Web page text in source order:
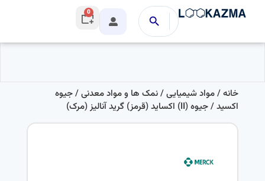
0
خانه/مواد شیمیایی/نمک ها و مواد معدنی/جیوه
اکسید/ جیوه (II) اکساید (قرمز) گرید آنالیز (مرک)